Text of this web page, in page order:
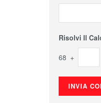
Risolvi Il
68 +